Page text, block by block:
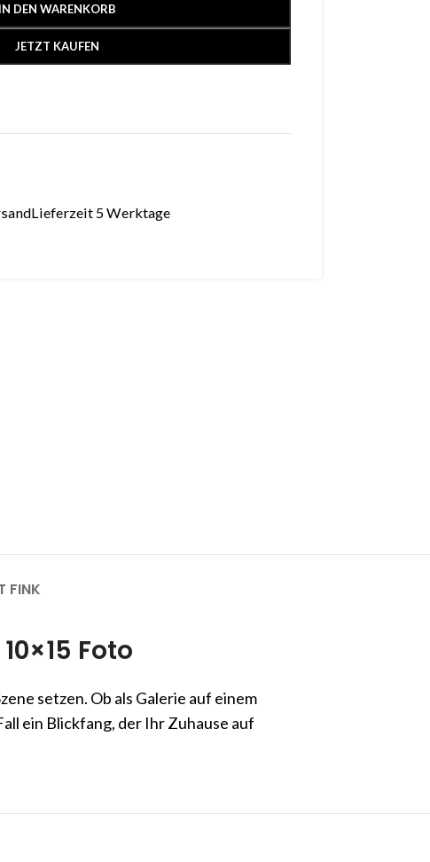
IN DEN WARENKORB
JETZT KAUFEN
Lieferzeit 5 Werktage
FINK
Foto
setzen. Ob als Galerie auf einem
ein Blickfang, der Ihr Zuhause auf